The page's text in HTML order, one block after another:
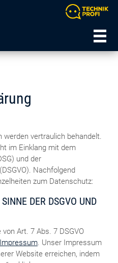
werden vertraulich behandelt.
im Einklang mit dem
und der
Nachfolgend
zum Datenschutz:
DER DSGVO UND
Art. 7 Abs. 7 DSGVO
Impressum. Unser Impressum
Website erreichen, indem